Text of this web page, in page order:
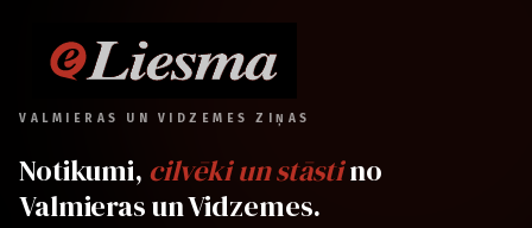
VALMIERAS UN VIDZEMES ZIŅAS
Notikumi, cilvēki un stāstino
Valmieras un Vidzemes.